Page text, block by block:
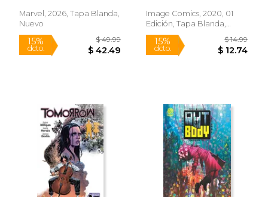
Marvel, 2026, Tapa Blanda,
Nuevo
Image Comics, 2020, 01
Edición, Tapa Blanda,
Nuevo